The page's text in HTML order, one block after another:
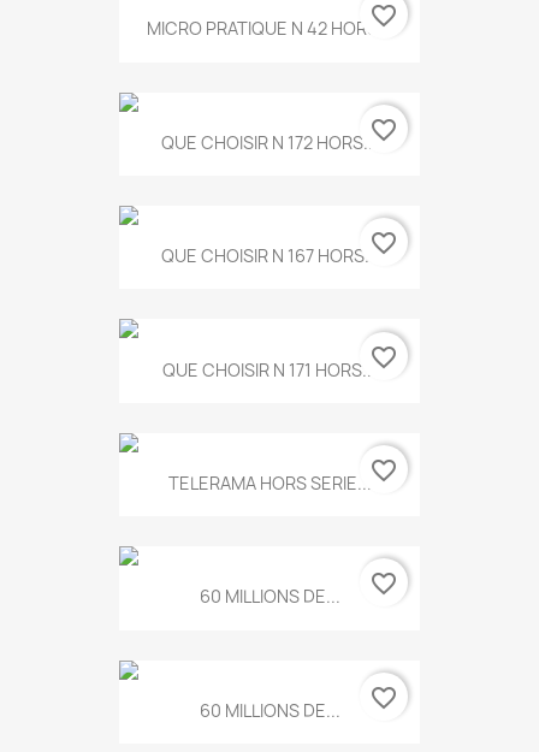
MICRO PRATIQUE N 42 HORS...
favorite_border
QUE CHOISIR N 172 HORS...favorite_border
QUE CHOISIR N 167 HORS...favorite_border
QUE CHOISIR N 171 HORS...favorite_border
TELERAMA HORS SERIE...favorite_border
60 MILLIONS DE... favorite_border
60 MILLIONS DE... favorite_border